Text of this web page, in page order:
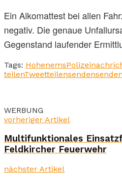
Ein Alkomattest bei allen
negativ. Die genaue
Gegenstand laufender
Tags: Hohenems
teilenTweetteilensendensenden
WERBUNG
vorheriger Artikel
Multifunktionales
Feldkircher Feuerwehr
nächster Artikel